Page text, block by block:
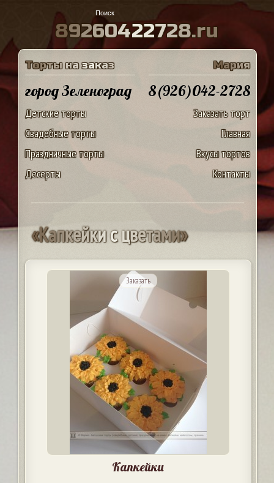
89260422728.ru
Торты на заказ
город Зеленоград
Детские торты
Свадебные торты
Праздничные торты
Десерты
Мария
8(926)042-2728
Заказать торт
Главная
Вкусы тортов
Контакты
«Капкейкисцветами»
Заказать
Капкейки